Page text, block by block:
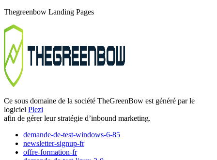
Thegreenbow Landing Pages
Ce sous domaine de la société TheGreenBow est généré par le
logiciel Plezi
afin de gérer leur stratégie d’inbound marketing.
demande-de-test-windows-6-85
newsletter-signup-fr
offre-formation-fr